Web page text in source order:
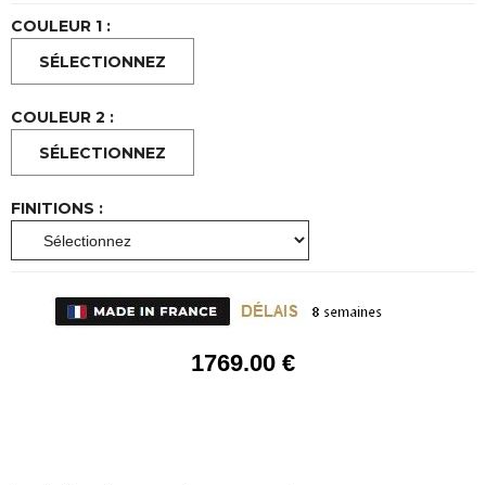
COULEUR 1 :
COULEUR 2 :
FINITIONS :
1769.00 €